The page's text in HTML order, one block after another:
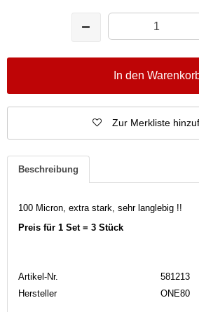
In den
Zur Merkliste
Beschreibung
100 Micron, extra stark, sehr langlebig !!
Preis für 1 Set = 3 Stück
Artikel-Nr.
581213
Hersteller
ONE80